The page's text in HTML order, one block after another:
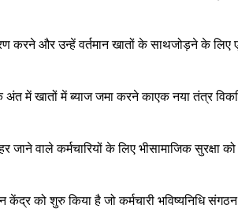
करने और उन्हें वर्तमान खातों के साथजोड़ने के
में खातों में ब्याज जमा करने काएक नया तंत्र
जाने वाले कर्मचारियों के लिए भीसामाजिक
केंद्र को शुरु किया है जो कर्मचारी